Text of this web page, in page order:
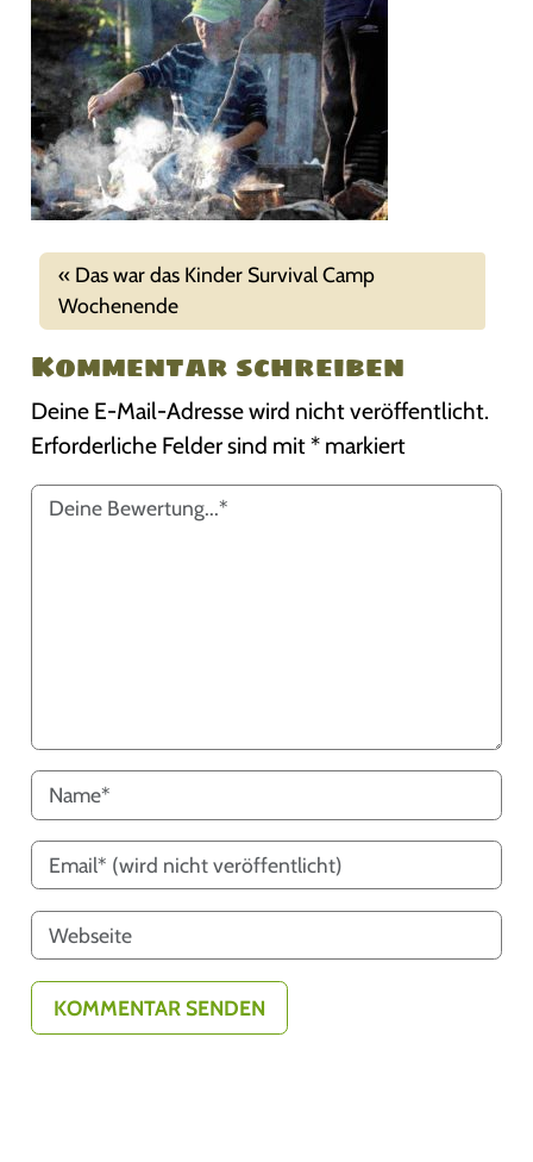
Das war das Kinder Survival Camp
Wochenende
Kommentar schreiben
Deine E-Mail-Adresse wird nicht veröffentlicht.
Erforderliche Felder sind mit* markiert